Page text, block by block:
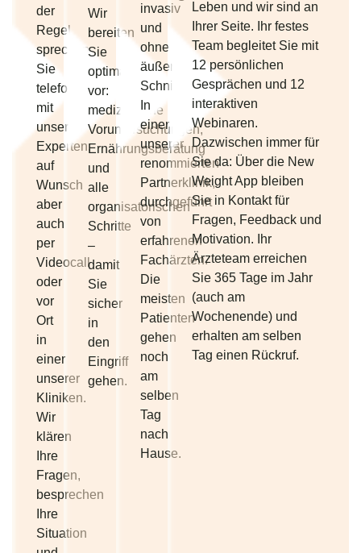
der
Regel
sprechen
Sie
telefonisch
mit
unseren
Experten,
auf
Wunsch
aber
auch
per
Videocall
oder
vor
Ort
in
einer
unserer
Kliniken.
Wir
klären
Ihre
Fragen,
besprechen
Ihre
Situation
Wir
bereiten
Sie
optimal
vor:
medizinische
Voruntersuchungen,
Ernährungsberatung
und
alle
organisatorischen
Schritte
–
damit
Sie
sicher
in
den
Eingriff
gehen.
invasiv
und
ohne
äußere
Schnitte.
In
einer
unserer
renommierten
Partnerklinik,
durchgeführt
von
erfahrenen
Fachärzten.
Die
meisten
Patienten
gehen
noch
am
selben
Tag
nach
Hause.
Leben und wir sind an
Ihrer Seite. Ihr festes
Team begleitet Sie mit
12 persönlichen
Gesprächen und 12
interaktiven
Webinaren.
Dazwischen immer für
Sie da: Über die New
Weight App bleiben
Sie in Kontakt für
Fragen, Feedback und
Motivation. Ihr
Ärzteteam erreichen
Sie 365 Tage im Jahr
(auch am
Wochenende) und
erhalten am selben
Tag einen Rückruf.